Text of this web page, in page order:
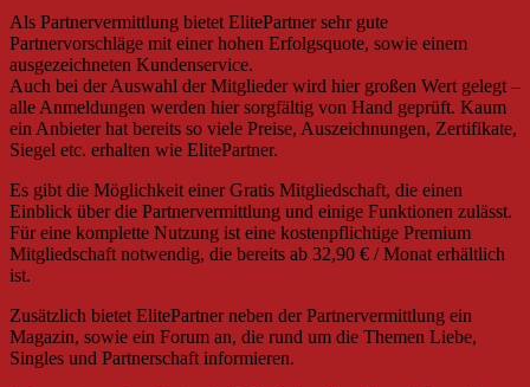
Als Partnervermittlung bietet ElitePartner sehr gute
Partnervorschläge mit einer hohen Erfolgsquote, sowie einem
ausgezeichneten Kundenservice.
Auch bei der Auswahl der Mitglieder wird hier großen Wert gelegt –
alle Anmeldungen werden hier sorgfältig von Hand geprüft. Kaum
ein Anbieter hat bereits so viele Preise, Auszeichnungen, Zertifikate,
Siegel etc. erhalten wie ElitePartner.
Es gibt die Möglichkeit einer Gratis Mitgliedschaft, die einen
Einblick über die Partnervermittlung und einige Funktionen zulässt.
Für eine komplette Nutzung ist eine kostenpflichtige Premium
Mitgliedschaft notwendig, die bereits ab 32,90 € / Monat erhältlich
ist.
Zusätzlich bietet ElitePartner neben der Partnervermittlung ein
Magazin, sowie ein Forum an, die rund um die Themen Liebe,
Singles und Partnerschaft informieren.